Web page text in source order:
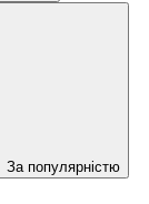
За популярністю